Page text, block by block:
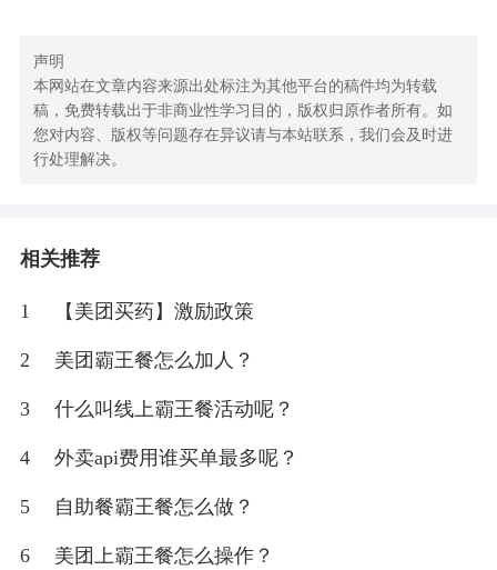
声明
本网站在文章内容来源出处标注为其他平台的稿件均为转载
稿，免费转载出于非商业性学习目的，版权归原作者所有。如
您对内容、版权等问题存在异议请与本站联系，我们会及时进
行处理解决。
相关推荐
1 【美团买药】激励政策
2 美团霸王餐怎么加人？
3 什么叫线上霸王餐活动呢？
4 外卖api费用谁买单最多呢？
5 自助餐霸王餐怎么做？
6 美团上霸王餐怎么操作？